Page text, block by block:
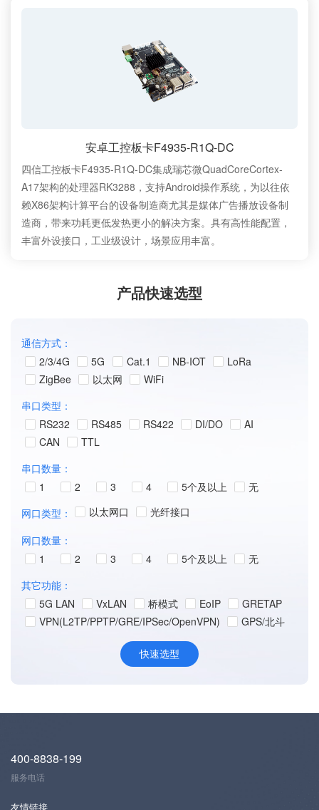
安卓工控板卡F4935-R1Q-DC
四信工控板卡F4935-R1Q-DC集成瑞芯微QuadCoreCortex-
A17架构的处理器RK3288，支持Android操作系统，为以往依
赖X86架构计算平台的设备制造商尤其是媒体广告播放设备制
造商，带来功耗更低发热更小的解决方案。具有高性能配置，
丰富外设接口，工业级设计，场景应用丰富。
产品快速选型
通信方式：
2/3/4G
5G Cat.1 NB-IOT
LoRa
ZigBee
以太网
WiFi
串口类型：
RS232
RS485 RS422 DI/DO
AI
CAN
TTL
串口数量：
1
2 3 4 5个及以上
无
网口类型：
以太网口
光纤接口
网口数量：
1
2 3 4 5个及以上
无
其它功能：
5G LAN
VxLAN 桥模式 EoIP
GRETAP
VPN(L2TP/PPTP/GRE/IPSec/OpenVPN)
GPS/北斗
400-8838-199
服务电话
友情链接